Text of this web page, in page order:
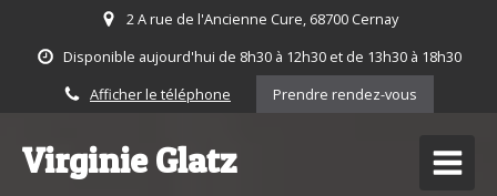
2 A rue de l'Ancienne Cure, 68700 Cernay
Disponible aujourd'hui de 8h30 à 12h30 et de 13h30 à 18h30
Afficher le téléphone
Prendre rendez-vous
Virginie Glatz